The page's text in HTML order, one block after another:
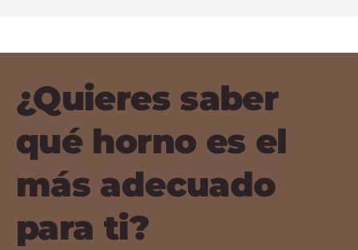
¿Quieres saber
qué horno es el
más adecuado
para ti?